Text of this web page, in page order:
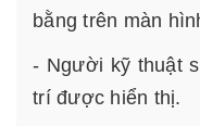
bằng trên màn
- Người kỹ thuật
trí được hiển thị.